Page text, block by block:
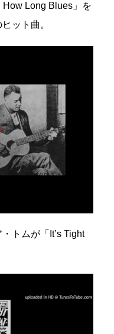
Long Blues」を
ット曲。
トムが「It’s Tight